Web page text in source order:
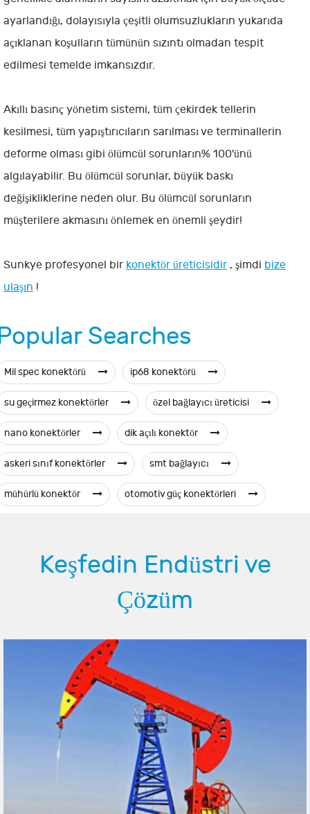
ayarlandığı, dolayısıyla çeşitli olumsuzlukların yukarıda
açıklanan koşulların tümünün sızıntı olmadan tespit
edilmesi temelde imkansızdır.
Akıllı basınç yönetim sistemi, tüm çekirdek tellerin
kesilmesi, tüm yapıştırıcıların sarılması ve terminallerin
deforme olması gibi ölümcül sorunların% 100'ünü
algılayabilir. Bu ölümcül sorunlar, büyük baskı
değişikliklerine neden olur. Bu ölümcül sorunların
müşterilere akmasını önlemek en önemli şeydir!
Sunkye profesyonel bir konektör üreticisidir , şimdi bize
ulaşın !
Searches
Mil spec konektörü ip68 konektörü
su geçirmez konektörler özel bağlayıcı üreticisi
nano konektörler dik açılı konektör
askeri sınıf konektörler smt bağlayıcı
mühürlü konektör otomotiv güç konektörleri
Keşfedin Endüstri ve
Çözüm